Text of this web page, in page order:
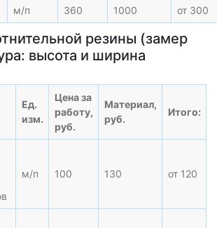
м/п 360 1000 от 300
резины (замер
высота и ширина
Ед.
изм.
Цена за
работу,
руб.
Материал,
руб.
Итого:
м/п 100 130 от 120